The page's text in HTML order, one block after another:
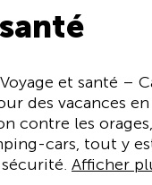
et santé –
des vacances
contre les
cars, tout y
Afficher